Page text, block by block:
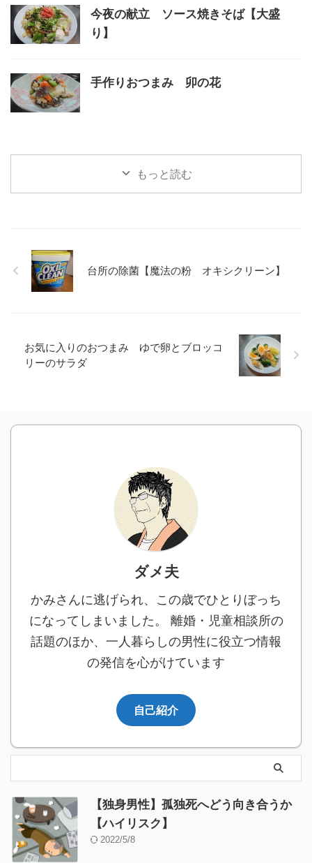
今夜の献立 ソース焼きそば【大盛
り】
手作りおつまみ 卯の花
もっと読む
台所の除菌【魔法の粉 オキシクリーン】
お気に入りのおつまみ ゆで卵とブロッコ
リーのサラダ
ダメ夫
かみさんに逃げられ、この歳でひとりぼっち
になってしまいました。 離婚・児童相談所の
話題のほか、一人暮らしの男性に役立つ情報
の発信を心がけています
自己紹介
【独身男性】孤独死へどう向き合うか
【ハイリスク】
2022/5/8